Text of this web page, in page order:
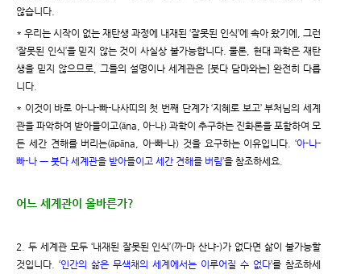
않습니다.
* 우리는 시작이 없는 재탄생 과정에 내재된 ‘잘못된 인식’에 속아 왔기에, 그런
‘잘못된 인식’을 믿지 않는 것이 사실상 불가능합니다. 물론, 현대 과학은 재탄
생을 믿지 않으므로, 그들의 설명이나 세계관은 [붓다 담마와는] 완전히 다릅
니다.
* 이것이 바로 아-나-빠-나사띠의 첫 번째 단계가 ‘지혜로 보고’ 부처님의 세계
관을 파악하여 받아들이고(āna, 아-나) 과학이 추구하는 진화론을 포함하여 모
든 세간 견해를 버리는(āpāna, 아-빠-나) 것을 요구하는 이유입니다. ‘아-나-
빠-나 ㅡ 붓다 세계관을 받아들이고 세간 견해를 버림’을 참조하세요.
어느 세계관이 올바른가?
2. 두 세계관 모두 ‘내재된 잘못된 인식’(까-마 산냐-)가 없다면 삶이 불가능할
것입니다. ‘인간의 삶은 무색채의 세계에서는 이루어질 수 없다’를 참조하세